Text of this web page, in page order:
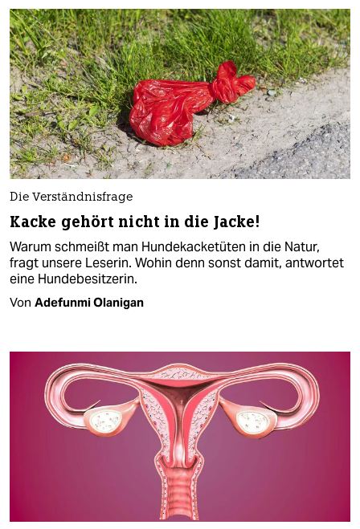
Die Verständnisfrage
Kacke gehört nicht in die Jacke!
Warum schmeißt man Hundekacketüten in die Natur,
fragt unsere Leserin. Wohin denn sonst damit, antwortet
eine Hundebesitzerin.
Von Adefunmi Olanigan